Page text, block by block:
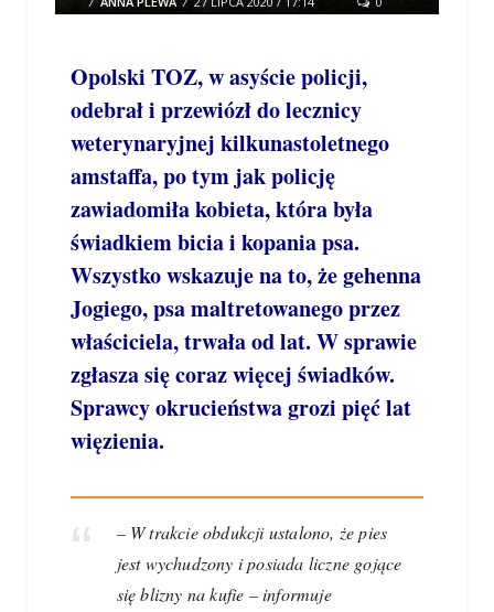
COMMENTS
Opolski TOZ, w asyście policji,
odebrał i przewiózł do lecznicy
weterynaryjnej kilkunastoletnego
amstaffa, po tym jak policję
zawiadomiła kobieta, która była
świadkiem bicia i kopania psa.
Wszystko wskazuje na to, że gehenna
Jogiego, psa maltretowanego przez
właściciela, trwała od lat. W sprawie
zgłasza się coraz więcej świadków.
Sprawcy okrucieństwa grozi pięć lat
więzienia.
– W trakcie obdukcji ustalono, że pies
jest wychudzony i posiada liczne gojące
się blizny na kufie – informuje